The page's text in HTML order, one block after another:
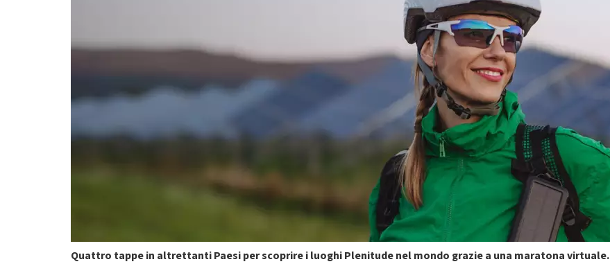
Quattro tappe in altrettanti Paesi per scoprire i luoghi Plenitude nel mondo grazie a una maratona virtuale.